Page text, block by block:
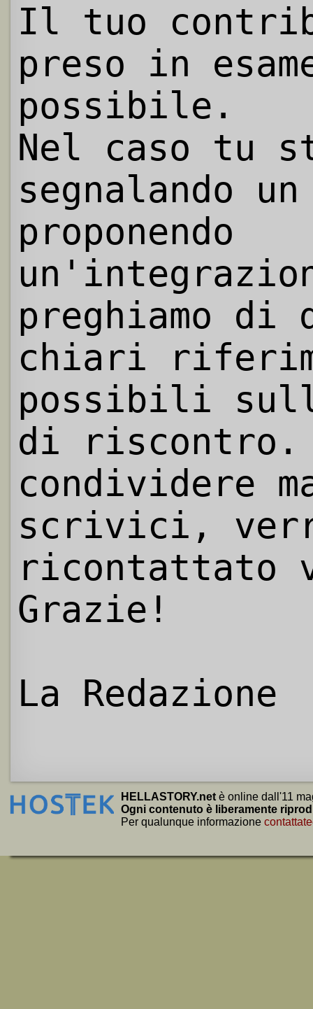
Il tuo
preso in
possibile.
Nel caso tu
segnalando
proponendo
preghiamo
chiari
possibili
di riscontro.
condividere
scrivici,
ricontattato
Grazie!
La Redazione
HELLASTORY.net è online dall'11
Ogni contenuto è liberamente
Per qualunque informazione